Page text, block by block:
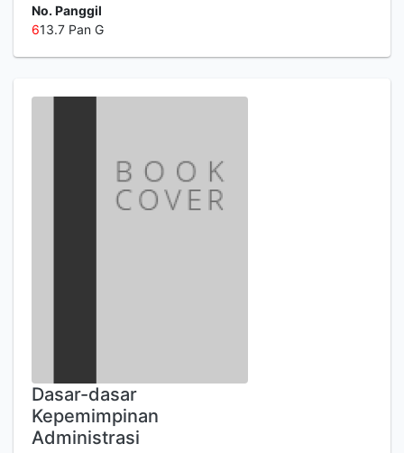
No. Panggil
613.7 Pan G
Dasar-dasar
Kepemimpinan
Administrasi